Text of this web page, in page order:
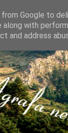
Google to
along with
and address